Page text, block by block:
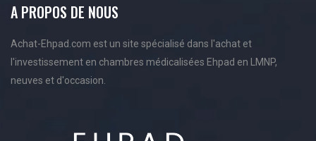
A PROPOS DE NOUS
Achat-Ehpad.com est un site spécialisé dans l'achat et
l'investissement en chambres médicalisées Ehpad en LMNP,
neuves et d'occasion.